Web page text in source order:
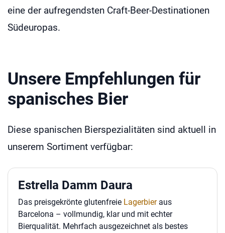
eine der aufregendsten Craft-Beer-Destinationen
Südeuropas.
Unsere Empfehlungen für
spanisches Bier
Diese spanischen Bierspezialitäten sind aktuell in
unserem Sortiment verfügbar:
Estrella Damm Daura
Das preisgekrönte glutenfreie Lagerbieraus
Barcelona – vollmundig, klar und mit echter
Bierqualität. Mehrfach ausgezeichnet als bestes